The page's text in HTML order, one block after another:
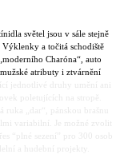
světel jsou v sále stejně
a točitá schodiště
Charóna“, auto
atributy i ztvárnění
jednotlivé druhy umění ani
poletujících na stropě.
ruka „dar“, pánskou brašnu
variabilní. Je možné zvolit
“plné sezení” pro 300 osob
a hudební projekty.